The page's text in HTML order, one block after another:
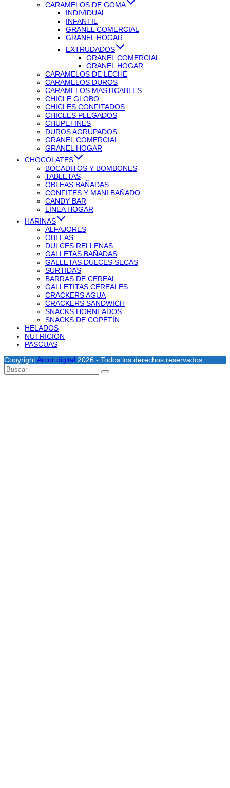
CARAMELOS DE GOMA
INDIVIDUAL
INFANTIL
GRANEL COMERCIAL
GRANEL HOGAR
EXTRUDADOS
GRANEL COMERCIAL
GRANEL HOGAR
CARAMELOS DE LECHE
CARAMELOS DUROS
CARAMELOS MASTICABLES
CHICLE GLOBO
CHICLES CONFITADOS
CHICLES PLEGADOS
CHUPETINES
DUROS AGRUPADOS
GRANEL COMERCIAL
GRANEL HOGAR
CHOCOLATES
BOCADITOS Y BOMBONES
TABLETAS
OBLEAS BAÑADAS
CONFITES Y MANI BAÑADO
CANDY BAR
LINEA HOGAR
HARINAS
ALFAJORES
OBLEAS
DULCES RELLENAS
GALLETAS BAÑADAS
GALLETAS DULCES SECAS
SURTIDAS
BARRAS DE CEREAL
GALLETITAS CEREALES
CRACKERS AGUA
CRACKERS SANDWICH
SNACKS HORNEADOS
SNACKS DE COPETÍN
HELADOS
NUTRICION
PASCUAS
CopyrightArcor digital 2026 - Todos los derechos reservados
Volver
arriba
Buscar
Enviar